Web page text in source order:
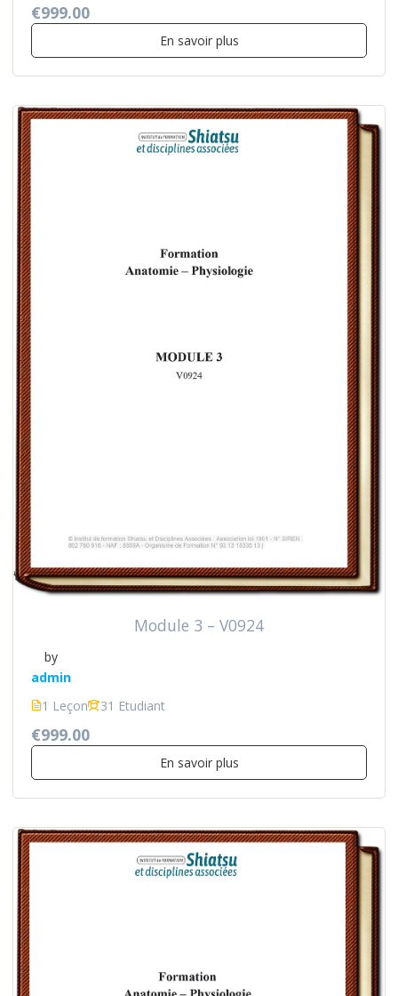
€999.00
En savoir plus
Module 3 – V0924
by
admin
1 Leçon
31 Etudiant
€999.00
En savoir plus